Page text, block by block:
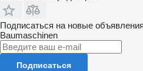
Подписаться на новые
Baumaschinen
Подписаться